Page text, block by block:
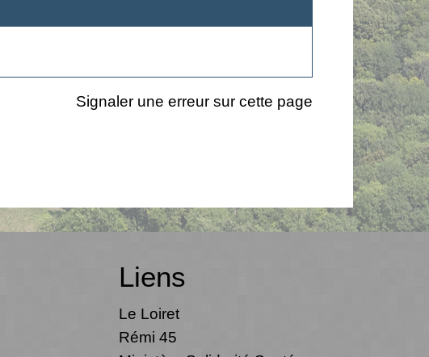
Signaler une erreur sur cette page
Liens
Le Loiret
Rémi 45